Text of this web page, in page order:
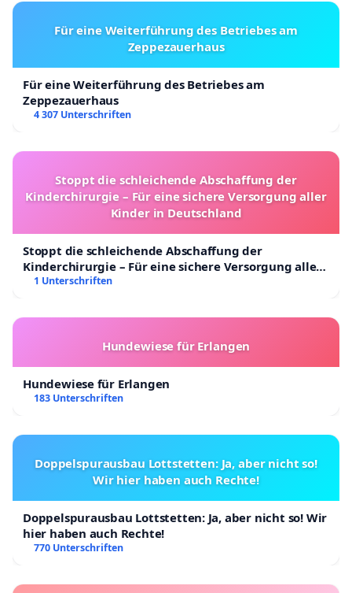
Für eine Weiterführung des Betriebes am
Zeppezauerhaus
Für eine Weiterführung des Betriebes am
Zeppezauerhaus
4 307 Unterschriften
Stoppt die schleichende Abschaffung der
Kinderchirurgie – Für eine sichere Versorgung aller
Kinder in Deutschland
Stoppt die schleichende Abschaffung der
Kinderchirurgie – Für eine sichere Versorgung aller
Kinder in Deutschland
1 Unterschriften
Hundewiese für Erlangen
Hundewiese für Erlangen
183 Unterschriften
Doppelspurausbau Lottstetten: Ja, aber nicht so!
Wir hier haben auch Rechte!
Doppelspurausbau Lottstetten: Ja, aber nicht so! Wir
hier haben auch Rechte!
770 Unterschriften